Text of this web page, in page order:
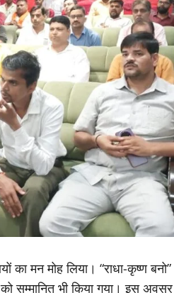
का मन मोह लिया। “राधा-कृष्ण बनो”
सम्मानित भी किया गया। इस